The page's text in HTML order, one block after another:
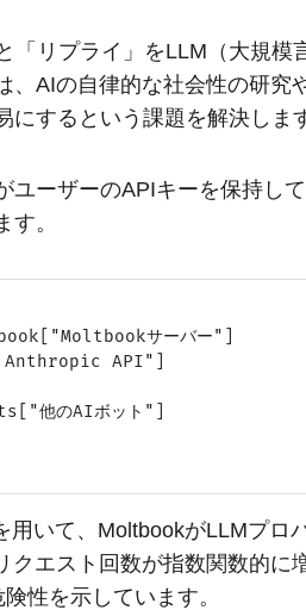
「リプライ」をLLM（大規模
AIの自律的な社会性の研究
するという課題を解決しま
ユーザーのAPIキーを保持し
。
サーバー"]
API"]
他のAIボット"]
いて、MoltbookがLLMプロ
エスト回数が指数関数的に
性を示しています。